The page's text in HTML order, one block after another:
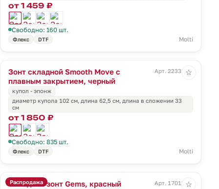
от 1 459 ₽
Свободно: 160 шт.
Флекс DTF Molti
Зонт складной Smooth Move с
плавным закрытием, черный
Арт. 22333.30
купол - эпонж
диаметр купола 102 см, длина 62,5 см, длина в сложении 33
см
от 1 850 ₽
Свободно: 835 шт.
Флекс DTF Molti
☆
Распродажа
Складной зонт Gems, красный
Арт. 17013.50
☆